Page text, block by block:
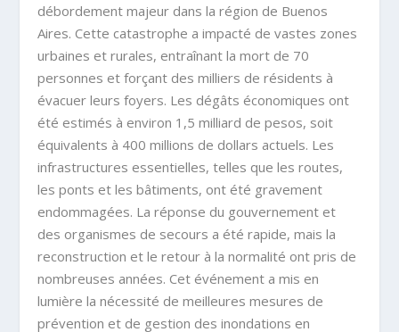
débordement majeur dans la région de Buenos
Aires. Cette catastrophe a impacté de vastes zones
urbaines et rurales, entraînant la mort de 70
personnes et forçant des milliers de résidents à
évacuer leurs foyers. Les dégâts économiques ont
été estimés à environ 1,5 milliard de pesos, soit
équivalents à 400 millions de dollars actuels. Les
infrastructures essentielles, telles que les routes,
les ponts et les bâtiments, ont été gravement
endommagées. La réponse du gouvernement et
des organismes de secours a été rapide, mais la
reconstruction et le retour à la normalité ont pris de
nombreuses années. Cet événement a mis en
lumière la nécessité de meilleures mesures de
prévention et de gestion des inondations en